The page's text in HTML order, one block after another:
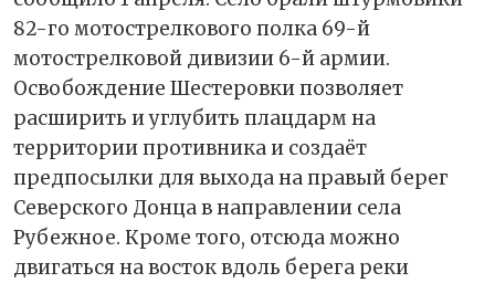
82-го мотострелкового полка 69-й
мотострелковой дивизии 6-й армии.
Освобождение Шестеровки позволяет
расширить и углубить плацдарм на
территории противника и создаёт
предпосылки для выхода на правый берег
Северского Донца в направлении села
Рубежное. Кроме того, отсюда можно
двигаться на восток вдоль берега реки